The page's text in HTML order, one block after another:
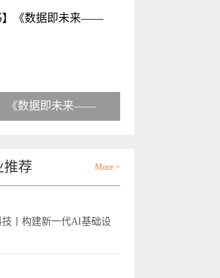
《数据即未来——
推荐 More >
技丨构建新一代AI基础设